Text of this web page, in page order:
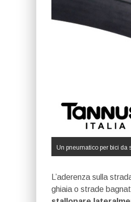
Un pneumatico per bici da
L’aderenza sulla
ghiaia o strade